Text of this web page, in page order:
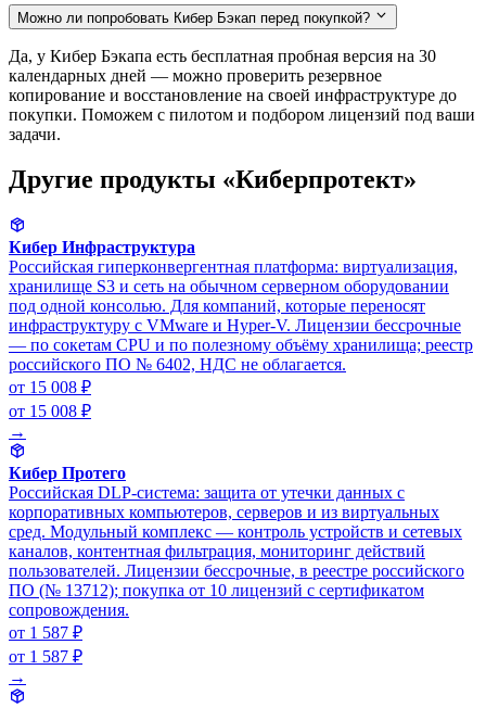
Можно ли попробовать Кибер Бэкап перед покупкой?
Да, у Кибер Бэкапа есть бесплатная пробная версия на 30
календарных дней — можно проверить резервное
копирование и восстановление на своей инфраструктуре до
покупки. Поможем с пилотом и подбором лицензий под ваши
задачи.
Другие продукты «Киберпротект»
Кибер Инфраструктура
Российская гиперконвергентная платформа: виртуализация,
хранилище S3 и сеть на обычном серверном оборудовании
под одной консолью. Для компаний, которые переносят
инфраструктуру с VMware и Hyper-V. Лицензии бессрочные
— по сокетам CPU и по полезному объёму хранилища; реестр
российского ПО № 6402, НДС не облагается.
от 15 008 ₽
от 15 008 ₽
→
Кибер Протего
Российская DLP-система: защита от утечки данных с
корпоративных компьютеров, серверов и из виртуальных
сред. Модульный комплекс — контроль устройств и сетевых
каналов, контентная фильтрация, мониторинг действий
пользователей. Лицензии бессрочные, в реестре российского
ПО (№ 13712); покупка от 10 лицензий с сертификатом
сопровождения.
от 1 587 ₽
от 1 587 ₽
→